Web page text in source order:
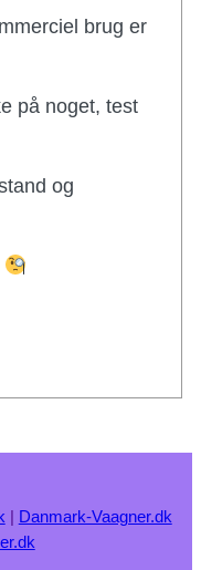
brug er
på noget, test
og
| Danmark-Vaagner.dk